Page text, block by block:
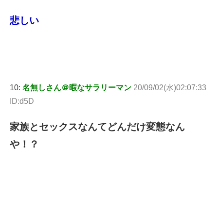
悲しい
10: 名無しさん＠暇なサラリーマン 20/09/02(水)02:07:33
ID:d5D
家族とセックスなんてどんだけ変態なん
や！？